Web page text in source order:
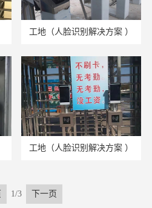
工地（人脸识别解决方案 ）
工地（人脸识别解决方案 ）
1/3